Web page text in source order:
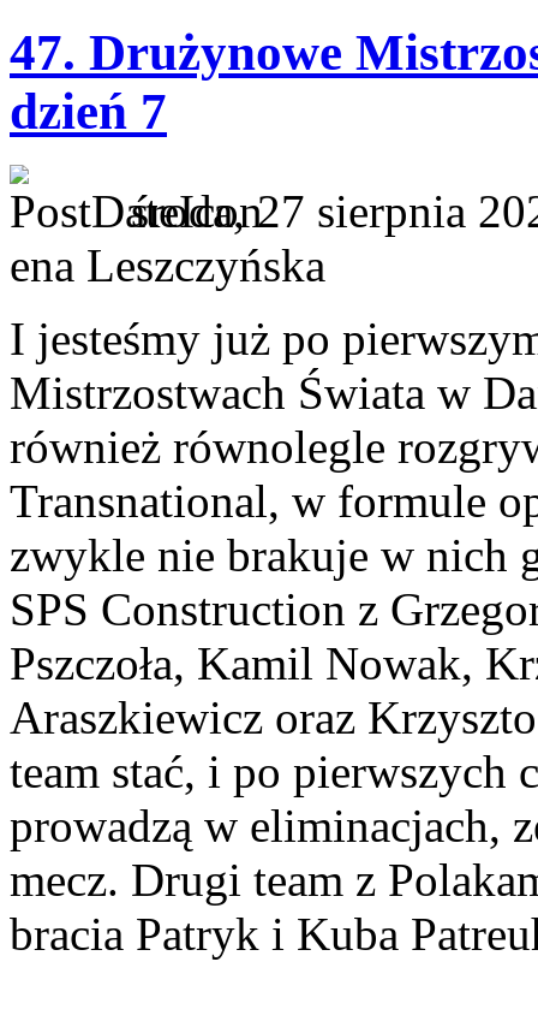
47. Drużynowe
dzień 7
środa, 27 sierpnia
ena Leszczyńska
I jesteśmy już po
Mistrzostwach Świata w
również równolegle
Transnational, w formule
zwykle nie brakuje w nich
SPS Construction z
Pszczoła, Kamil Nowak,
Araszkiewicz oraz
team stać, i po pierwszych
prowadzą w eliminacjach,
mecz. Drugi team z
bracia Patryk i Kuba